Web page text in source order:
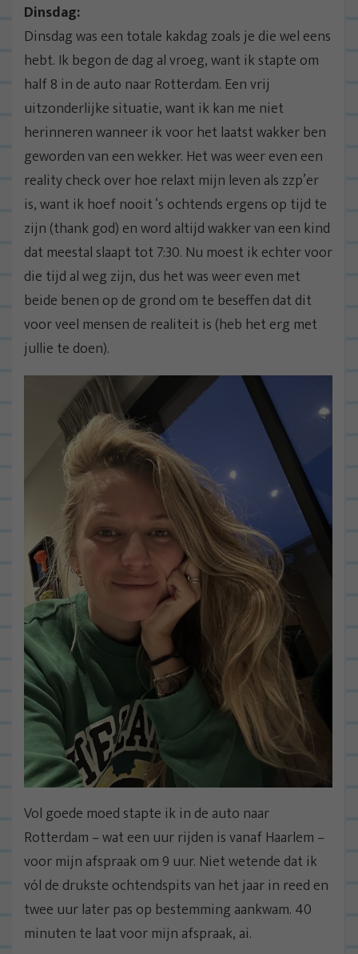
Dinsdag:
Dinsdag was een totale kakdag zoals je die wel eens
hebt. Ik begon de dag al vroeg, want ik stapte om
half 8 in de auto naar Rotterdam. Een vrij
uitzonderlijke situatie, want ik kan me niet
herinneren wanneer ik voor het laatst wakker ben
geworden van een wekker. Het was weer even een
reality check over hoe relaxt mijn leven als zzp’er
is, want ik hoef nooit ‘s ochtends ergens op tijd te
zijn (thank god) en word altijd wakker van een kind
dat meestal slaapt tot 7:30. Nu moest ik echter voor
die tijd al weg zijn, dus het was weer even met
beide benen op de grond om te beseffen dat dit
voor veel mensen de realiteit is (heb het erg met
jullie te doen).
Vol goede moed stapte ik in de auto naar
Rotterdam – wat een uur rijden is vanaf Haarlem –
voor mijn afspraak om 9 uur. Niet wetende dat ik
vól de drukste ochtendspits van het jaar in reed en
twee uur later pas op bestemming aankwam. 40
minuten te laat voor mijn afspraak, ai.